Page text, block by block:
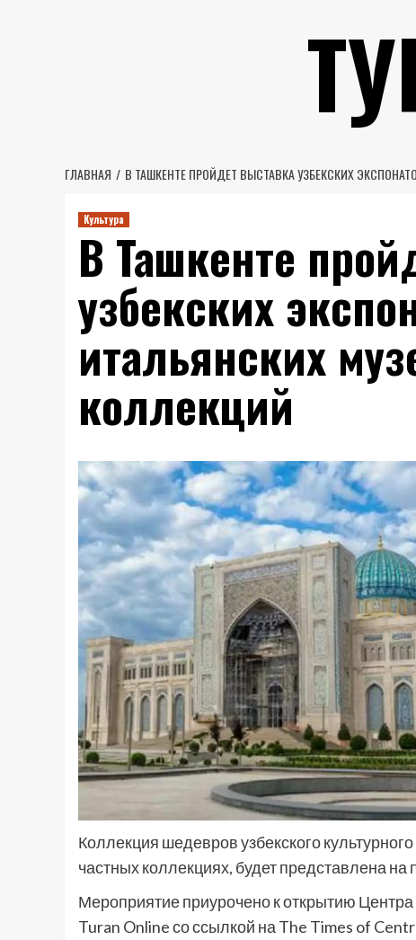
ГЛАВНАЯ В ТАШКЕНТЕ ПРОЙДЕТ ВЫСТАВКА УЗБЕКСКИХ
Культура
В Ташкенте
узбекских
итальянских
коллекций
Коллекция шедевров узбекского
частных коллекциях, будет представлена
Мероприятие приурочено к открытию
Turan Online со ссылкой на The Times of